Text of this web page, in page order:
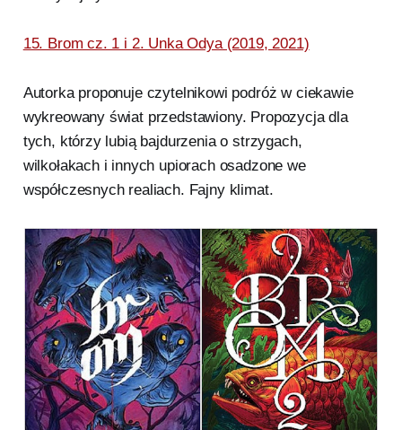
15. Brom cz. 1 i 2. Unka Odya (2019, 2021)
Autorka proponuje czytelnikowi podróż w ciekawie
wykreowany świat przedstawiony. Propozycja dla
tych, którzy lubią bajdurzenia o strzygach,
wilkołakach i innych upiorach osadzone we
współczesnych realiach. Fajny klimat.